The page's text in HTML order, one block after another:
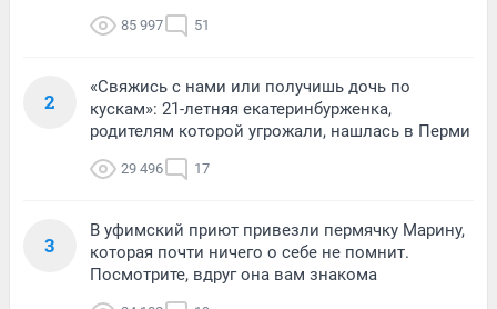
85 997 51
2
«Свяжись с нами или получишь дочь по
кускам»: 21-летняя екатеринбурженка,
родителям которой угрожали, нашлась в Перми
29 496 17
3
В уфимский приют привезли пермячку Марину,
которая почти ничего о себе не помнит.
Посмотрите, вдруг она вам знакома